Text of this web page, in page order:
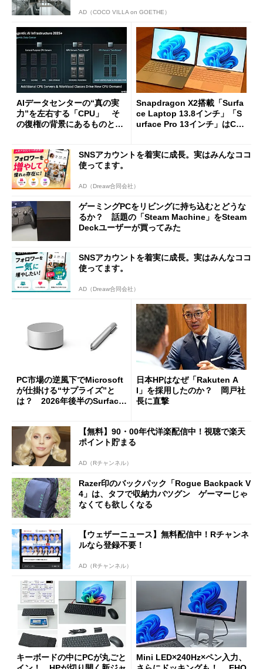
AD（COCO VILLA on GOETHE）
AIデータセンターの“真の実
力”を左右する「CPU」 そ
の復権の背景にあるものと
Snapdragon X2搭載「Surfa
ce Laptop 13.8インチ」「S
urface Pro 13インチ」はCop
た
SNSアカウントを着実に成長。実はみんなココ
使ってます。
AD（Dreaw合同会社）
ゲーミングPCをリビングに持ち込むとどうな
るか？ 話題の「Steam Machine」をSteam
Deckユーザーが買ってみた
SNSアカウントを着実に成長。実はみんなココ
使ってます。
AD（Dreaw合同会社）
PC市場の逆風下でMicrosoft
が仕掛ける“サプライズ”と
は？ 2026年後半のSurface
日本HPはなぜ「Rakuten A
I」を採用したのか？ 岡戸社
長に直撃
【無料】90・00年代洋楽配信中！視聴で楽天
ポイント貯まる
AD（Rチャンネル）
Razer印のバックパック「Rogue Backpack V
4」は、タフで収納力バツグン ゲーマーじゃ
なくても欲しくなる
【ウェザーニュース】無料配信中！Rチャンネ
ルなら登録不要！
AD（Rチャンネル）
キーボードの中にPCが丸ごと
Mini LED×240Hz×ペン入力、